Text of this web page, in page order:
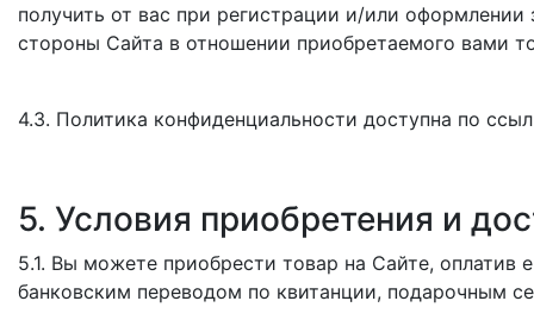
получить от вас при регистрации и/или
стороны Сайта в отношении приобретаемого вами
4.3. Политика конфиденциальности доступна по
5. Условия приобретения и
5.1. Вы можете приобрести товар на Сайте,
банковским переводом по квитанции, подарочным